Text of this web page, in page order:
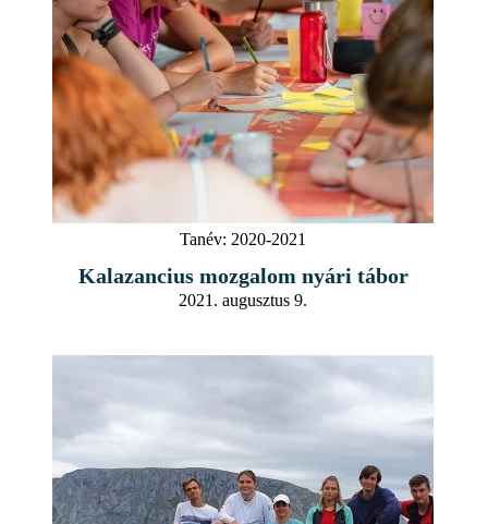
Tanév: 2020-2021
Kalazancius mozgalom nyári tábor
2021. augusztus 9.